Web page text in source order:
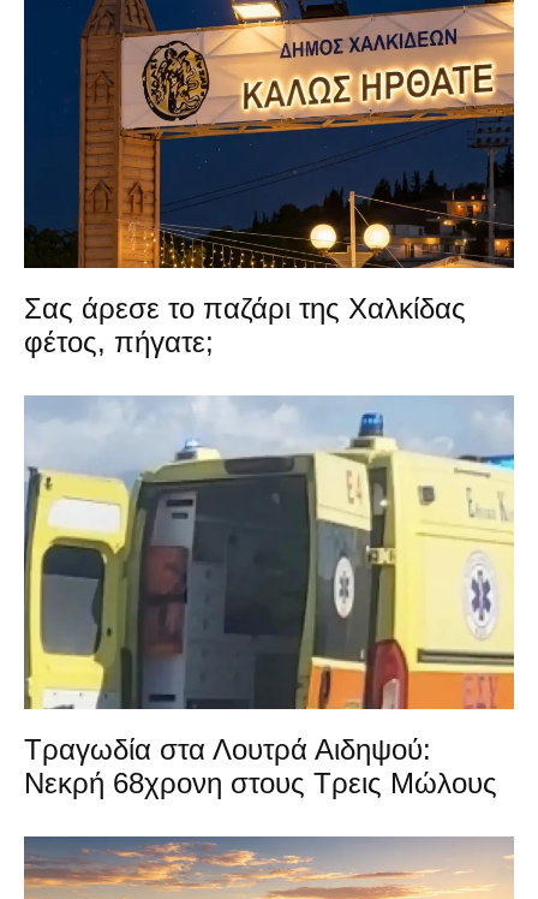
Σας άρεσε το παζάρι της Χαλκίδας
φέτος, πήγατε;
Τραγωδία στα Λουτρά Αιδηψού:
Νεκρή 68χρονη στους Τρεις Μώλους